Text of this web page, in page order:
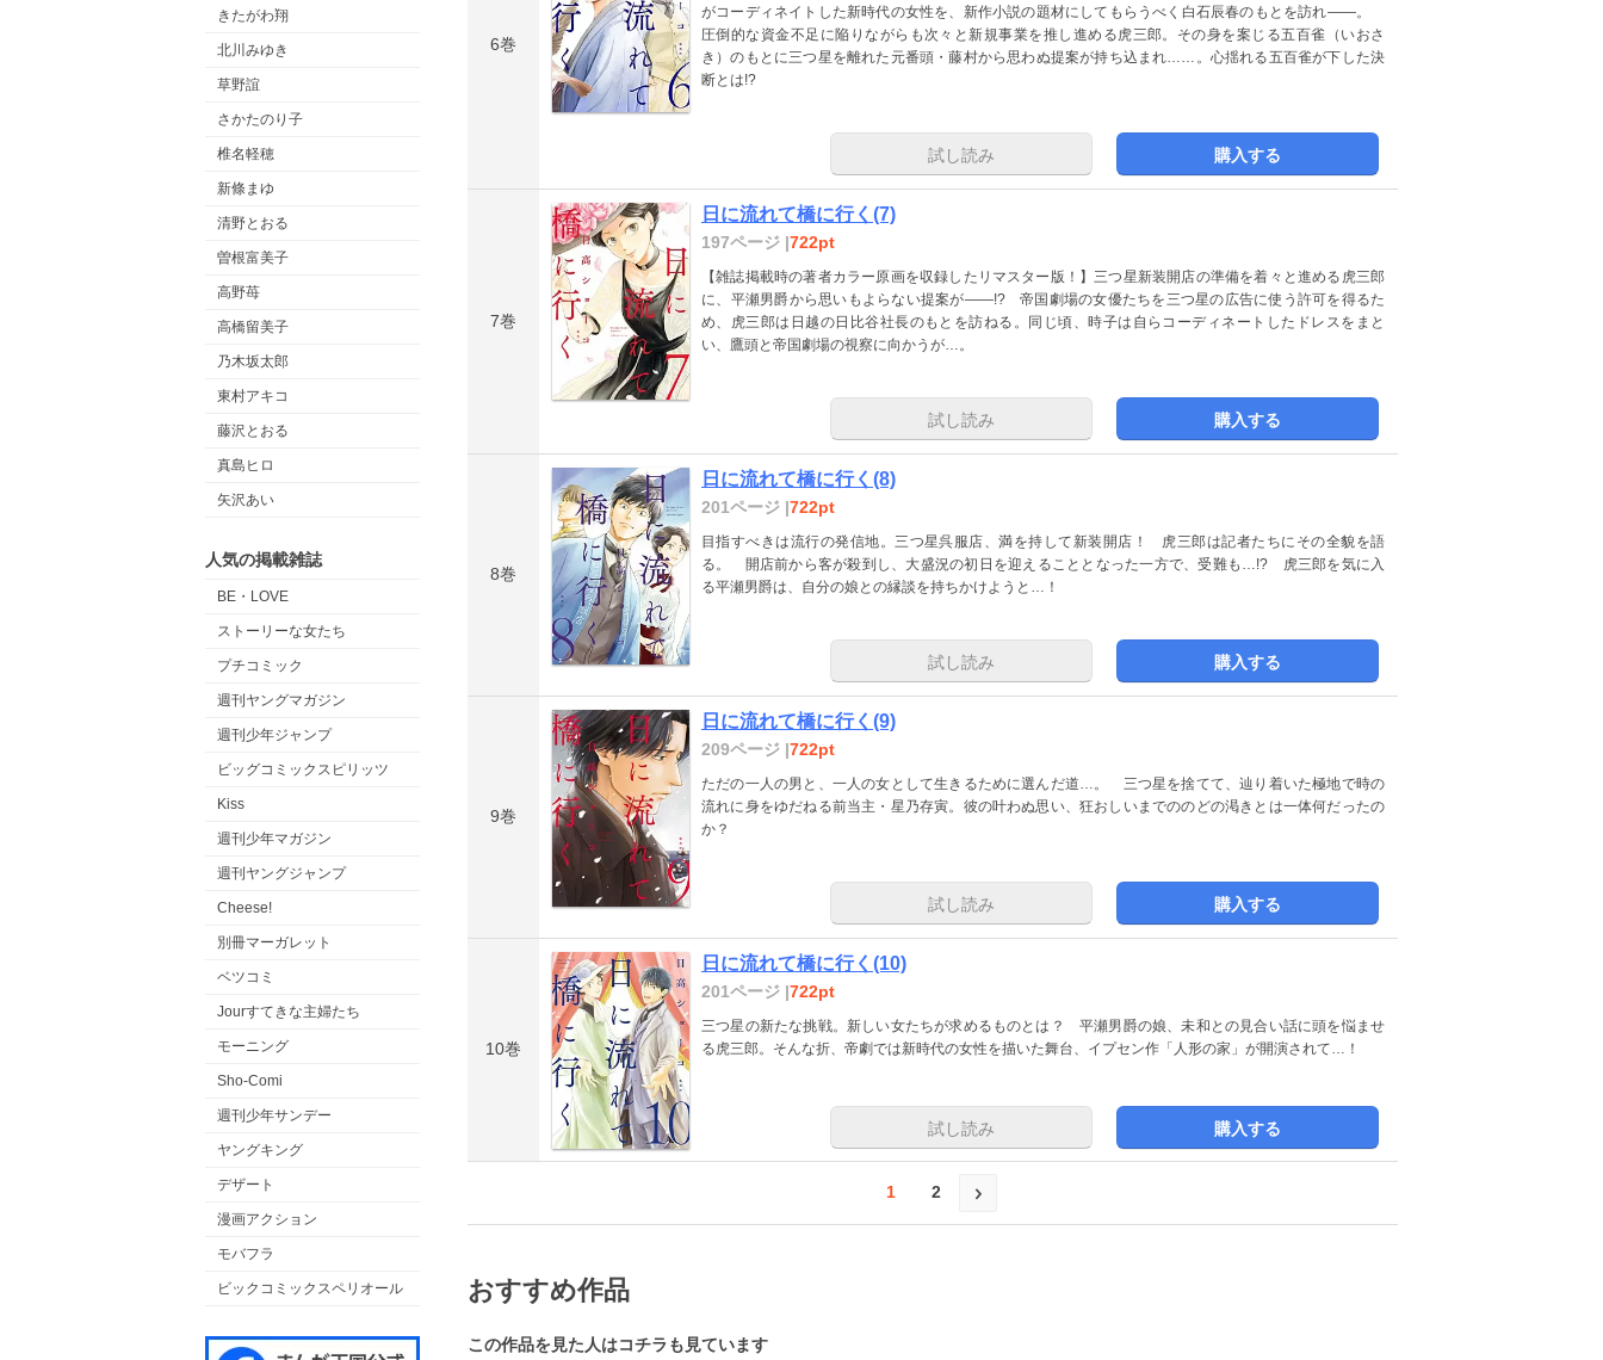
きたがわ翔
北川みゆき
草野誼
さかたのり子
椎名軽穂
新條まゆ
清野とおる
曽根富美子
高野苺
高橋留美子
乃木坂太郎
東村アキコ
藤沢とおる
真島ヒロ
矢沢あい
人気の掲載雑誌
BE・LOVE
ストーリーな女たち
プチコミック
週刊ヤングマガジン
週刊少年ジャンプ
ビッグコミックスピリッツ
Kiss
週刊少年マガジン
週刊ヤングジャンプ
Cheese!
別冊マーガレット
ベツコミ
Jourすてきな主婦たち
モーニング
Sho-Comi
週刊少年サンデー
ヤングキング
デザート
漫画アクション
モバフラ
ビックコミックスペリオール
6巻
がコーディネイトした新時代の女性を、新作小説の題材にしてもらうべく白石辰春のもとを訪れ――。
圧倒的な資金不足に陥りながらも次々と新規事業を推し進める虎三郎。その身を案じる五百雀（いおさ
き）のもとに三つ星を離れた元番頭・藤村から思わぬ提案が持ち込まれ……。心揺れる五百雀が下した決
断とは!?
試し読み 購入する
7巻
日に流れて橋に行く(7)
197ページ |722pt
【雑誌掲載時の著者カラー原画を収録したリマスター版！】三つ星新装開店の準備を着々と進める虎三郎
に、平瀬男爵から思いもよらない提案が――!? 帝国劇場の女優たちを三つ星の広告に使う許可を得るた
め、虎三郎は日越の日比谷社長のもとを訪ねる。同じ頃、時子は自らコーディネートしたドレスをまと
い、鷹頭と帝国劇場の視察に向かうが…。
試し読み 購入する
8巻
日に流れて橋に行く(8)
201ページ |722pt
目指すべきは流行の発信地。三つ星呉服店、満を持して新装開店！ 虎三郎は記者たちにその全貌を語
る。 開店前から客が殺到し、大盛況の初日を迎えることとなった一方で、受難も…!? 虎三郎を気に入
る平瀬男爵は、自分の娘との縁談を持ちかけようと…！
試し読み 購入する
9巻
日に流れて橋に行く(9)
209ページ |722pt
ただの一人の男と、一人の女として生きるために選んだ道…。 三つ星を捨てて、辿り着いた極地で時の
流れに身をゆだねる前当主・星乃存寅。彼の叶わぬ思い、狂おしいまでののどの渇きとは一体何だったの
か？
試し読み 購入する
10巻
日に流れて橋に行く(10)
201ページ |722pt
三つ星の新たな挑戦。新しい女たちが求めるものとは？ 平瀬男爵の娘、未和との見合い話に頭を悩ませ
る虎三郎。そんな折、帝劇では新時代の女性を描いた舞台、イプセン作「人形の家」が開演されて…！
試し読み 購入する
1 2
おすすめ作品
この作品を見た人はコチラも見ています